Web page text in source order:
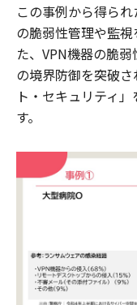
この事例から得ら
の脆弱性管理や監
た、VPN機器の脆
の境界防御を突破
ト・セキュリティ
す。